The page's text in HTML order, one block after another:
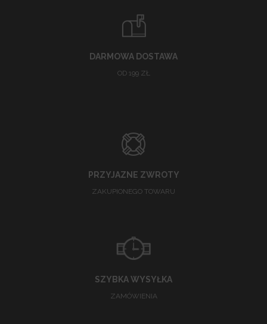
DARMOWA DOSTAWA
OD 199 ZŁ
PRZYJAZNE ZWROTY
ZAKUPIONEGO TOWARU
SZYBKA WYSYŁKA
ZAMÓWIENIA